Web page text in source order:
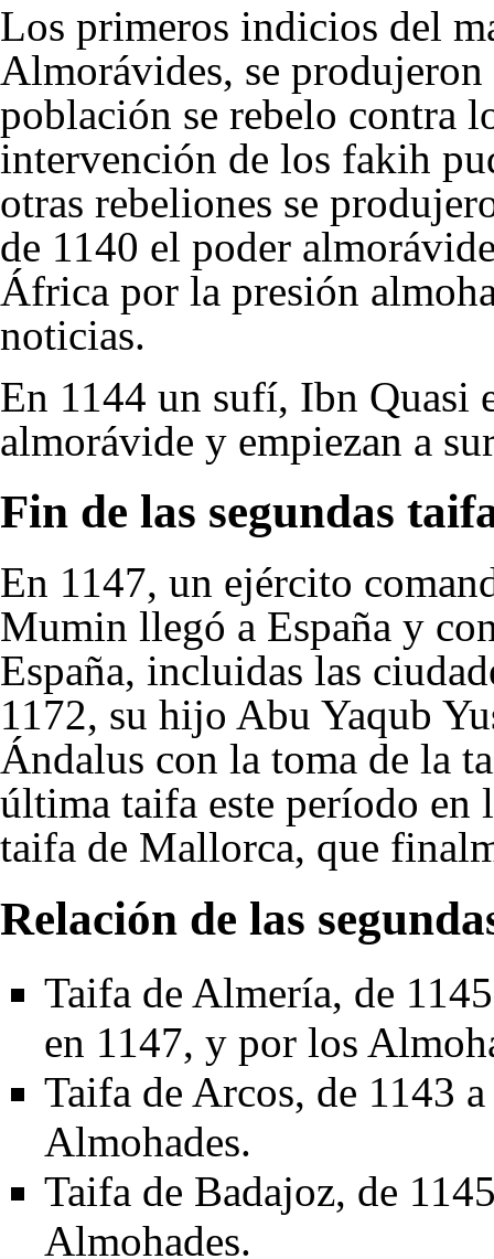
Los primeros indicios del
Almorávides, se
población se rebelo contra
intervención de los fakih
otras rebeliones se
de 1140 el poder
África por la presión
noticias.
En 1144 un sufí, Ibn Quasi
almorávide y empiezan a
Fin de las segundas
En 1147, un ejército
Mumin llegó a España y
España, incluidas las
1172, su hijo Abu Yaqub
Ándalus con la toma de la
última taifa este período en
taifa de Mallorca, que
Relación de las
Taifa de Almería, de 1145
en 1147, y por los
Taifa de Arcos, de 1143
Almohades.
Taifa de Badajoz, de
Almohades.